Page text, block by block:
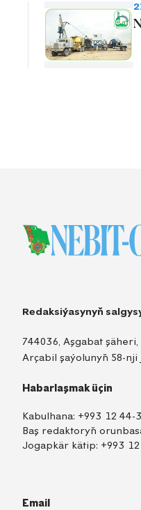
Redaksiýasynyň
744036, Aşgabat şäheri,
Arçabil şaýolunyň 58-nji
Habarlaşmak üçin
Kabulhana: +993 12 44-
Baş redaktoryň
Jogapkär kätip: +993
Email